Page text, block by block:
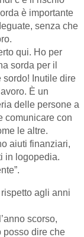
è importante
senza che
qui. Ho per
sorda per il
sordo! Inutile dire
È un
delle persone a
comunicare con
le altre.
aiuti finanziari,
in logopedia.
agli anni
scorso,
posso dire che